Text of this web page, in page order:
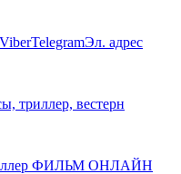
ViberTelegramЭл. адрес
вестерн
ФИЛЬМ ОНЛАЙН